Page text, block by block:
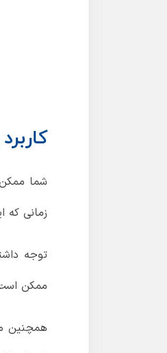
شما ممکن
زمانی که
ممکن است
همچنین